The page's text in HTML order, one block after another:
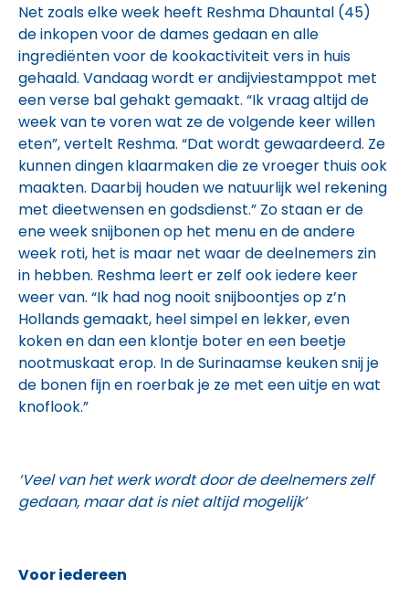
Net zoals elke week heeft Reshma Dhauntal (45)
de inkopen voor de dames gedaan en alle
ingrediënten voor de kookactiviteit vers in huis
gehaald. Vandaag wordt er andijviestamppot met
een verse bal gehakt gemaakt. “Ik vraag altijd de
week van te voren wat ze de volgende keer willen
eten”, vertelt Reshma. “Dat wordt gewaardeerd. Ze
kunnen dingen klaarmaken die ze vroeger thuis ook
maakten. Daarbij houden we natuurlijk wel rekening
met dieetwensen en godsdienst.” Zo staan er de
ene week snijbonen op het menu en de andere
week roti, het is maar net waar de deelnemers zin
in hebben. Reshma leert er zelf ook iedere keer
weer van. “Ik had nog nooit snijboontjes op z’n
Hollands gemaakt, heel simpel en lekker, even
koken en dan een klontje boter en een beetje
nootmuskaat erop. In de Surinaamse keuken snij je
de bonen fijn en roerbak je ze met een uitje en wat
knoflook.”
‘Veel van het werk wordt door de deelnemers zelf
gedaan, maar dat is niet altijd mogelijk’
Voor iedereen